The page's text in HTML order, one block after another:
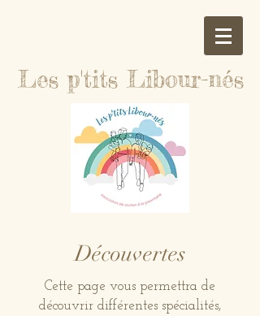
Les p'tits Libour-nés
Découvertes
Cette page vous permettra de
découvrir différentes spécialités,